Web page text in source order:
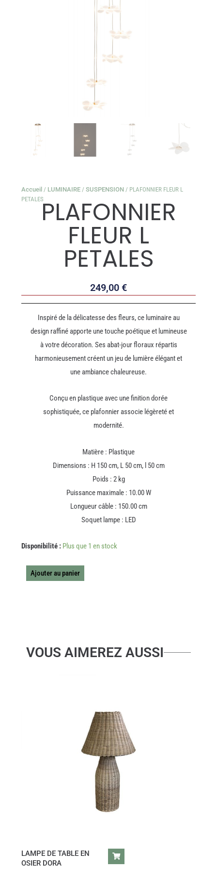
Accueil / LUMINAIRE /SUSPENSION / PLAFONNIER FLEUR L
PETALESPLAFONNIER
FLEUR L
PETALES
249,00 €
Inspiré de la délicatesse des fleurs, ce luminaire au
design raffiné apporte une touche poétique et lumineuse
à votre décoration. Ses abat-jour floraux répartis
harmonieusement créent un jeu de lumière élégant et
une ambiance chaleureuse.
Conçu en plastique avec une finition dorée
sophistiquée, ce plafonnier associe légèreté et
modernité.
Matière : Plastique
Dimensions : H 150 cm, L 50 cm, l 50 cm
Poids : 2 kg
Puissance maximale : 10.00 W
Longueur câble : 150.00 cm
Soquet lampe : LED
Disponibilité : Plus que 1 en stock
quantité
FLEUR
Ajouter au panier
VOUS AIMEREZ AUSSI
LAMPE DE TABLE EN
OSIER DORA